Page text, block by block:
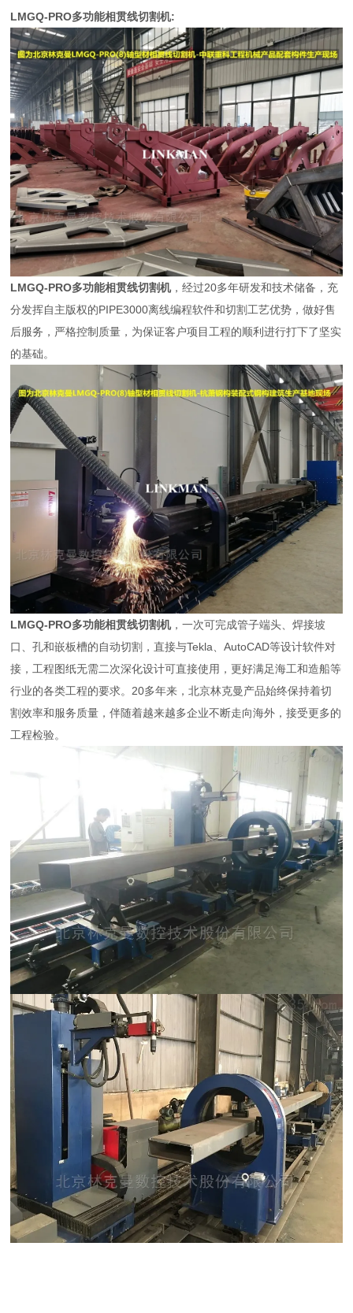
LMGQ-PRO多功能相贯线切割机:
LMGQ-PRO多功能相贯线切割机，经过20多年研发和技术储备，充
分发挥自主版权的PIPE3000离线编程软件和切割工艺优势，做好售
后服务，严格控制质量，为保证客户项目工程的顺利进行打下了坚实
的基础。
LMGQ-PRO多功能相贯线切割机，一次可完成管子端头、焊接坡
口、孔和嵌板槽的自动切割，直接与Tekla、AutoCAD等设计软件对
接，工程图纸无需二次深化设计可直接使用，更好满足海工和造船等
行业的各类工程的要求。20多年来，北京林克曼产品始终保持着切
割效率和服务质量，伴随着越来越多企业不断走向海外，接受更多的
工程检验。